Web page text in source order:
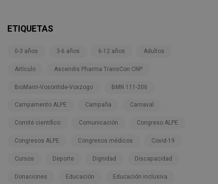
ETIQUETAS
0-3 años 3-6 años 6-12 años Adultos
Artículo Ascendis Pharma TransCon CNP
BioMarin-Vosoritide-Voxzogo BMN 111-206
Campamento ALPE Campaña Carnaval
Comité científico Comunicación Congreso ALPE
Congresos ALPE Congresos médicos Covid-19
Cursos Deporte Dignidad Discapacidad
Donaciones Educación Educación inclusiva